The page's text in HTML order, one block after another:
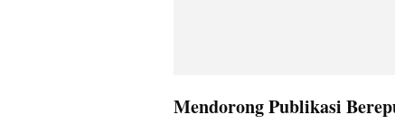
Mendorong Publikasi